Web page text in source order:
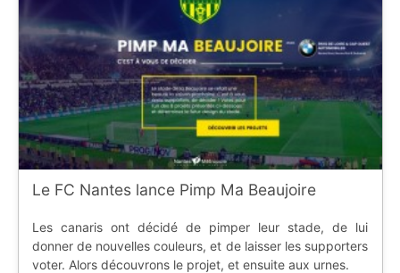
Le FC Nantes lance Pimp Ma Beaujoire
Les canaris ont décidé de pimper leur stade, de lui
donner de nouvelles couleurs, et de laisser les supporters
voter. Alors découvrons le projet, et ensuite aux urnes.